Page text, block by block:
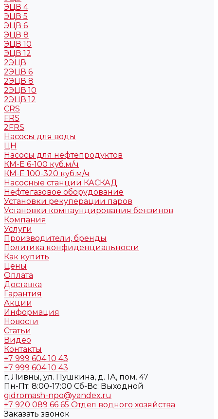
ЭЦВ 4
ЭЦВ 5
ЭЦВ 6
ЭЦВ 8
ЭЦВ 10
ЭЦВ 12
2ЭЦВ
2ЭЦВ 6
2ЭЦВ 8
2ЭЦВ 10
2ЭЦВ 12
CRS
FRS
2FRS
Насосы для воды
ЦН
Насосы для нефтепродуктов
КМ-Е 6-100 куб.м/ч
КМ-Е 100-320 куб.м/ч
Насосные станции КАСКАД
Нефтегазовое оборудование
Установки рекуперации паров
Установки компаундирования бензинов
Компания
Услуги
Производители, бренды
Политика конфиденциальности
Как купить
Цены
Оплата
Доставка
Гарантия
Акции
Информация
Новости
Статьи
Видео
Контакты
+7 999 604 10 43
+7 999 604 10 43
г. Ливны, ул. Пушкина, д. 1А, пом. 47
Пн-Пт: 8:00-17:00 Cб-Вс: Выходной
gidromash-npo@yandex.ru
+7 920 089 66 65 Отдел водного хозяйства
Заказать звонок